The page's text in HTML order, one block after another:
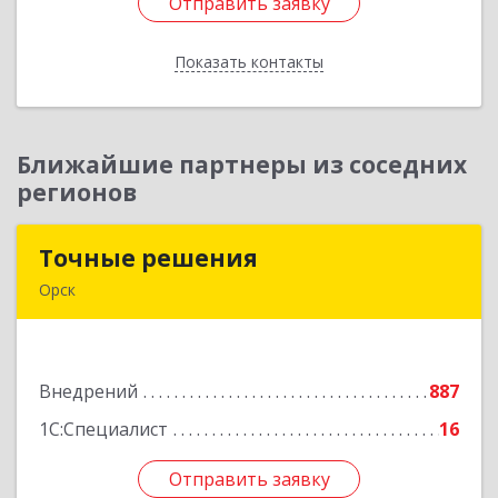
Показать контакты
Назад
Ближайшие партнеры из соседних
регионов
Точные решения
Орск
Внедрений
887
1С:Специалист
16
Отправить заявку
Точные решения
Подробнее
Отправить заявку